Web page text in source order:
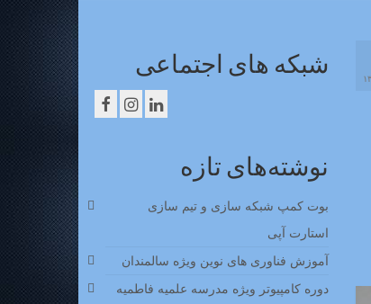
شبکه های اجتماعی
نوشته‌های تازه
بوت کمپ شبکه سازی و تیم سازی
استارت آپی
آموزش فناوری های نوین ویژه سالمندان
دوره کامپیوتر ویژه مدرسه علمیه فاطمیه